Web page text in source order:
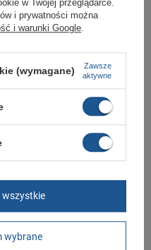
Ipanema
27232 BG835
guma
20
12
w Twojej przeglądarce.
i prywatności można
i warunki Google
(wymagane)
Zawsze
aktywne
wybrane